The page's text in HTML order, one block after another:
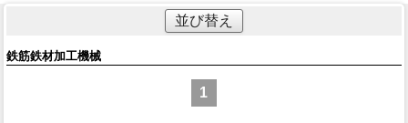
並び替え
鉄筋鉄材加工機械
1